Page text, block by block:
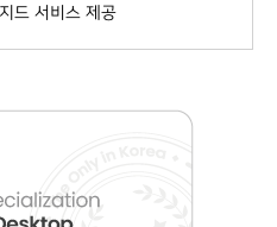
드 서비스 제공